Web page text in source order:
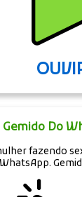
Gemido Do
fazendo
WhatsApp.